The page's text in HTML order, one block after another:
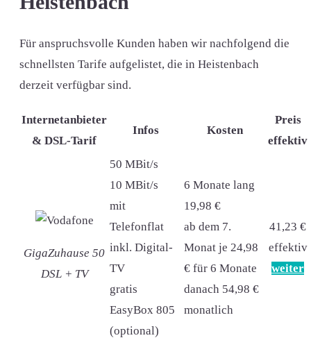
Für anspruchsvolle Kunden haben wir nachfolgend die
schnellsten Tarife aufgelistet, die in Heistenbach
derzeit verfügbar sind.
Internetanbieter
& DSL-Tarif
Infos Kosten
Preis
effektiv
GigaZuhause 50
DSL + TV
50 MBit/s
10 MBit/s
mit
Telefonflat
inkl. Digital-
TV
gratis
EasyBox 805
(optional)
6 Monate lang
19,98 €
ab dem 7.
Monat je 24,98
€ für 6 Monate
danach 54,98 €
monatlich
41,23 €
effektiv
weiter